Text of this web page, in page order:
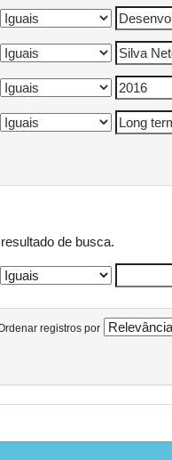
de busca.
registros por